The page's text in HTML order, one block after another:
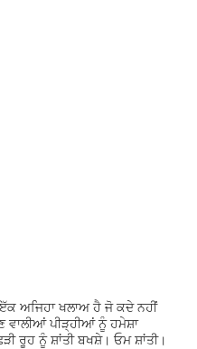
ਅਜਿਹਾ ਖਲਾਅ ਹੈ ਜੋ ਕਦੇ ਨਹੀਂ
ਵਾਲੀਆਂ ਪੀੜ੍ਹੀਆਂ ਨੂੰ ਹਮੇਸ਼ਾ
ਰੂਹ ਨੂੰ ਸ਼ਾਂਤੀ ਬਖਸ਼ੇ। ਓਮ ਸ਼ਾਂਤੀ।